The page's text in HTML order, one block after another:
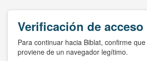
Verificación de acceso
Para continuar hacia Biblat, confirme
proviene de un navegador legítimo.